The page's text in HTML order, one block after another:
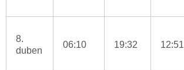
8.
duben
06:10 19:32 12:51